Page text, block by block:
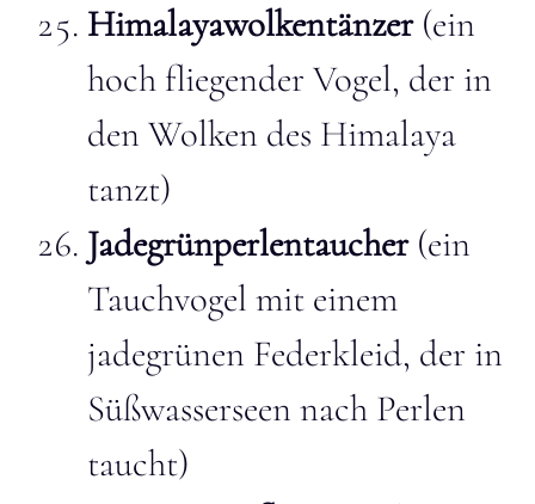
Himalayawolkentänzer(ein
hoch fliegender Vogel, der in
den Wolken des Himalaya
tanzt)
Jadegrünperlentaucher(ein
Tauchvogel mit einem
jadegrünen Federkleid, der in
Süßwasserseen nach Perlen
taucht)